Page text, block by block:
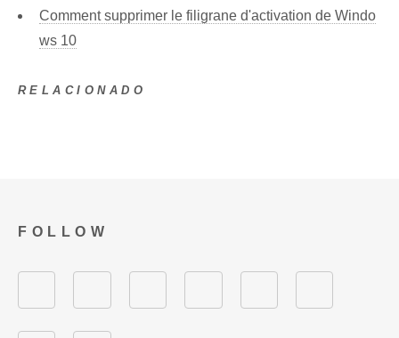
Comment supprimer le filigrane d'activation de Windo
ws 10
RELACIONADO
FOLLOW